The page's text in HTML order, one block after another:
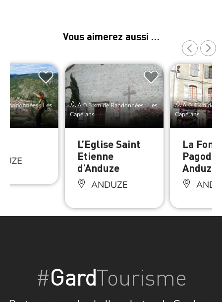
Vous aimerez aussi …
Randonnées : Les
À 0.5 km de Randonnées : Les
Capélans
L’Eglise Saint
Etienne
d’Anduze
ANDUZE
À 0.4 km de
Capélans
La
Pagode
Anduze
#GardTourisme